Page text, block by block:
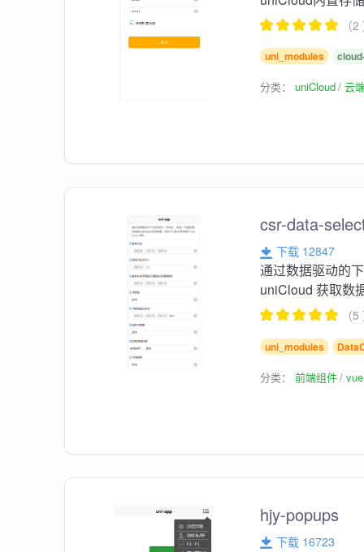
（
uni_modules
分类：uniCloud 云
csr-data-
下载 12847
通过数据驱动的
uniCloud 获取数
（
uni_modules
分类：前端组件
hjy-popups
下载 16723